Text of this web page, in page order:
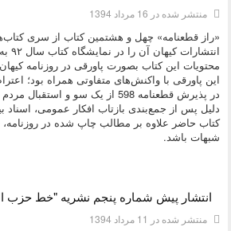
منتشر شده در 16 مرداد 1394
«راز قطعنامه» چهل و هشتمین کتاب از سری
محتویات این کتاب بصورت پاورقی در روزنامه
این پاورقی با واکنش‌های متفاوتی همراه بود؛
در پذیرش قطعنامه 598 از یک سو و
دلیل پس از جمع‌بندی بازتاب افکار عمومی، اسناد
کتاب حاضر علاوه بر مطالب چاپ شده در
شبهات باشد.
انتشار پیش شماره پنجم نشریه "خط حزب
منتشر شده در 11 مرداد 1394